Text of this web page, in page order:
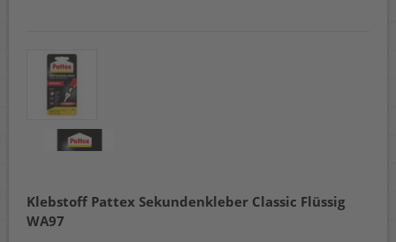
Klebstoff Pattex Sekundenkleber Classic Flüssig
WA97